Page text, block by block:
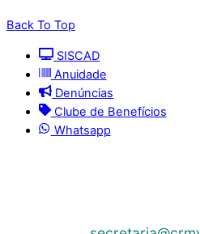
Back To Top
SISCAD
Anuidade
Denúncias
Clube de Benefícios
Whatsapp